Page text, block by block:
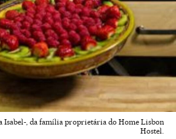
Isabel-, da família proprietária do Home Lisbon
Hostel.